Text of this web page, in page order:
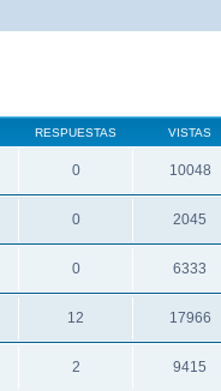
RESPUESTAS VISTAS
0 10048
0 2045
0 6333
12 17966
2 9415